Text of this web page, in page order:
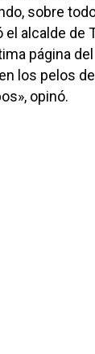
sobre
el alcalde de
página
los pelos
opinó.